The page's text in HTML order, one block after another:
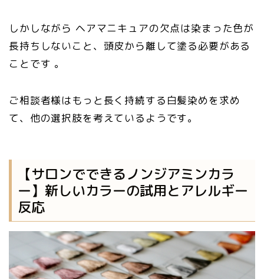
しかしながら ヘアマニキュアの欠点は染まった色が
長持ちしないこと、頭皮から離して塗る必要がある
ことです 。
ご相談者様はもっと長く持続する白髪染めを求め
て、他の選択肢を考えているようです。
【サロンでできるノンジアミンカラ
ー】新しいカラーの試用とアレルギー
反応